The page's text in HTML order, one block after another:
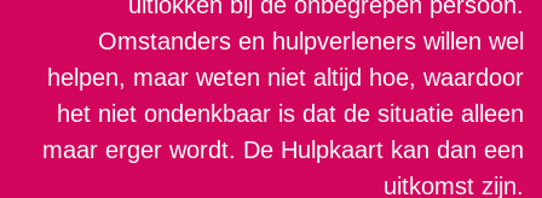
Omstanders en hulpverleners willen wel
helpen, maar weten niet altijd hoe, waardoor
het niet ondenkbaar is dat de situatie alleen
maar erger wordt. De Hulpkaart kan dan een
uitkomst zijn.